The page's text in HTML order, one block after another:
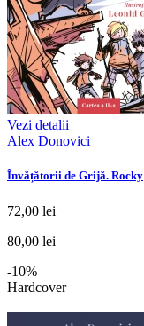
Vezi detalii
Alex Donovici
Învățătorii de Grijă. Rocky
72,00 lei
80,00 lei
-10%
Hardcover